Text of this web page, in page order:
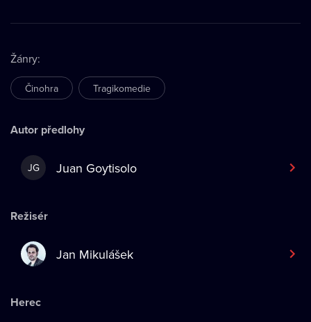
Žánry:
Činohra Tragikomedie
Autor předlohy
JG Juan Goytisolo
Režisér
Jan Mikulášek
Herec